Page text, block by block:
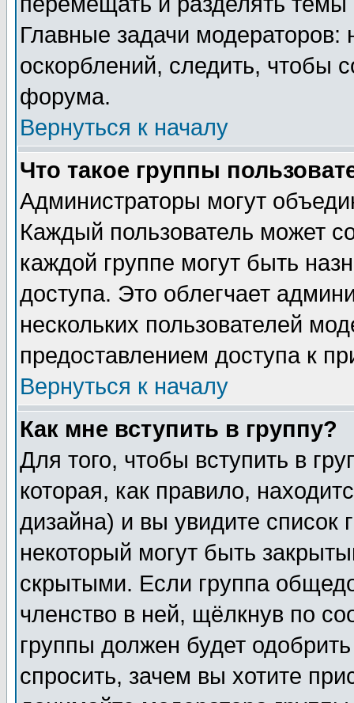
Главные задачи
оскорблений, следить, чтобы
форума.
Вернуться к началу
Что такое группы
Администраторы могут
Каждый пользователь может
каждой группе могут быть
доступа. Это облегчает
нескольких пользователей
предоставлением доступа к
Вернуться к началу
Как мне вступить в группу?
Для того, чтобы вступить в
которая, как правило,
дизайна) и вы увидите список
некоторый могут быть
скрытыми. Если группа
членство в ней, щёлкнув по
группы должен будет
спросить, зачем вы хотите